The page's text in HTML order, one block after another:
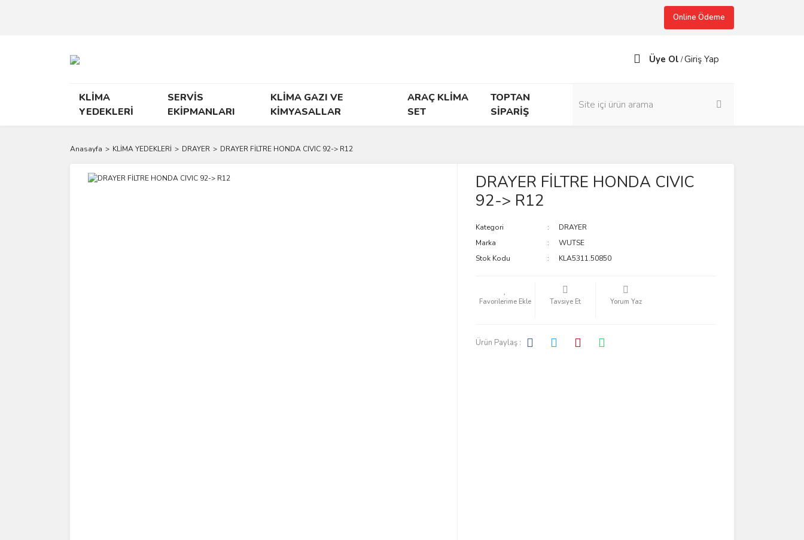
Online Ödeme
Üye Ol /Giriş Yap
KLİMA
YEDEKLERİ
SERVİS
EKİPMANLARI
KLİMA GAZI VE
KİMYASALLAR
ARAÇ KLİMA
SET
TOPTAN
SİPARİŞ
Anasayfa KLİMA YEDEKLERİ DRAYER DRAYER FİLTRE HONDA CIVIC 92-> R12
DRAYER FİLTRE HONDA CIVIC
92-> R12
Kategori
DRAYER
Marka
WUTSE
Stok Kodu
KLA5311.50850
Tavsiye Et Yorum Yaz
Ürün Paylaş :